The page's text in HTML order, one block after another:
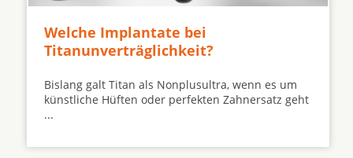
Welche Implantate bei
Titanunverträglichkeit?
Bislang galt Titan als Nonplusultra, wenn es um
künstliche Hüften oder perfekten Zahnersatz geht
...